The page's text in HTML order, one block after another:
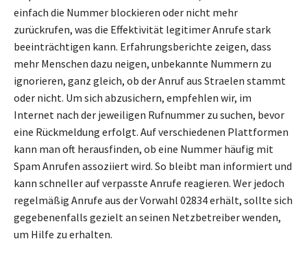
einfach die Nummer blockieren oder nicht mehr
zurückrufen, was die Effektivität legitimer Anrufe stark
beeinträchtigen kann. Erfahrungsberichte zeigen, dass
mehr Menschen dazu neigen, unbekannte Nummern zu
ignorieren, ganz gleich, ob der Anruf aus Straelen stammt
oder nicht. Um sich abzusichern, empfehlen wir, im
Internet nach der jeweiligen Rufnummer zu suchen, bevor
eine Rückmeldung erfolgt. Auf verschiedenen Plattformen
kann man oft herausfinden, ob eine Nummer häufig mit
Spam Anrufen assoziiert wird. So bleibt man informiert und
kann schneller auf verpasste Anrufe reagieren. Wer jedoch
regelmäßig Anrufe aus der Vorwahl 02834 erhält, sollte sich
gegebenenfalls gezielt an seinen Netzbetreiber wenden,
um Hilfe zu erhalten.